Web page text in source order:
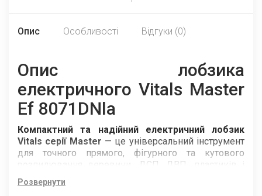
Опис Особливості Відгуки (0)
Опис лобзика
електричного Vitals Master
Ef 8071DNla
Компактний та надійний електричний лобзик
Vitals серії Master — це універсальний інструмент
для точного прямого, фігурного та кутового
розпилювання деревини, ДСП, ДВП, пластиків і
металів. Модель Ef 8071DNla оснащена потужним
двигуном, маятниковим ходом та лазерним
Розвернути